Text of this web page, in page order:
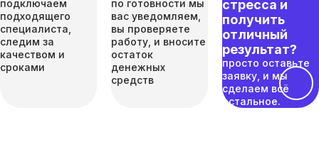
подключаем
подходящего
специалиста,
следим за
качеством и
сроками
по готовности мы
вас уведомляем,
вы проверяете
работу, и вносите
остаток
денежных
средств
стресса и
получить
отличный
результат?
просто оставьте
заявку, и мы
сделаем всё
остальное.